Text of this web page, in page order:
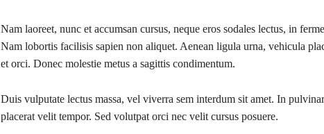
Nam laoreet, nunc et accumsan cursus, neque eros sodales lectus, in
Nam lobortis facilisis sapien non aliquet. Aenean ligula urna, vehicula
et orci. Donec molestie metus a sagittis condimentum.
Duis vulputate lectus massa, vel viverra sem interdum sit amet. In
placerat velit tempor. Sed volutpat orci nec velit cursus posuere.